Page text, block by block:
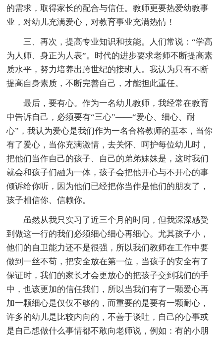
的需求，取得家长的配合与信任。教师更要热爱幼教事
业，对幼儿充满爱心，对教育事业充满热情！
三、再次，提高专业知识和技能。人们常说：“学高
为人师、身正为人表”。时代的进步要求老师不断提高素
质水平，努力培养出跨世纪的接班人。我认为只有不断
提高自身素质，不断完善自己，才能担此重任。
最后，要有心。作为一名幼儿教师，我经常在教育
中告诉自己，必须要有“三心”——“爱心、细心、耐
心”，我认为爱心是我们作为一名合格教师的基本，当你
有了爱心，当你充满激情，去关怀、呵护每位幼儿时，
把他们当作自己的孩子、自己的弟弟妹妹是，这时我们
就会和孩子们融为一体，孩子会把他开心与不开心的事
倾诉给你听，因为他们已经把你当作是他们的朋友了，
孩子相信你、信赖你。
虽然从我只实习了近三个月的时间，但我深深感受
到做这一行的我们必须细心细心再细心。尤其孩子小，
他们的自卫能力还不是很强，所以我们教师在工作中要
做到一丝不苟，把安全放在第一位，当孩子的安全有了
保证时，我们的家长才会更放心的把孩子交到我们的手
中，也该更加的信任我们，所以当我们有了一颗爱心再
加一颗细心是仅仅不够的，而重要的是要有一颗耐心，
许多的幼儿是比较内向的，不善于谈吐，自己的心事或
是自己想做什么事情都不敢向老师说，例如：有的小朋